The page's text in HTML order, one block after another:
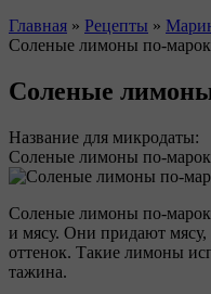
Главная » Рецепты »
Соленые лимоны по-
Соленые
Название для микродаты:
Соленые лимоны по-
Соленые лимоны по-
и мясу. Они придают
оттенок. Такие лимоны
тажина.